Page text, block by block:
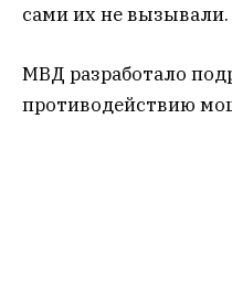
сами их не вызывали.
МВД разработало
противодействию